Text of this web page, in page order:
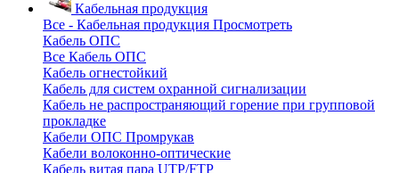
Кабельная продукция
Все - Кабельная продукция Просмотреть
Кабель ОПС
Все Кабель ОПС
Кабель огнестойкий
Кабель для систем охранной сигнализации
Кабель не распространяющий горение при групповой
прокладке
Кабели ОПС Промрукав
Кабели волоконно-оптические
Кабель витая пара UTP/FTP